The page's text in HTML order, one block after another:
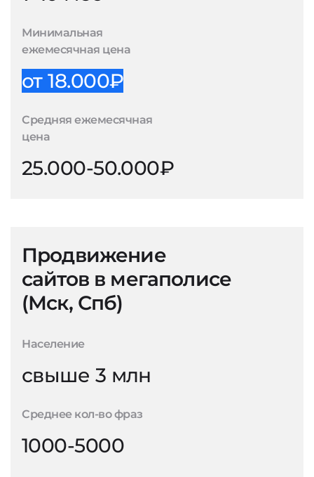
Минимальная
ежемесячная цена
от 18.000₽
Средняя ежемесячная
цена
25.000-50.000₽
Продвижение
сайтов в мегаполисе
(Мск, Спб)
Население
свыше 3 млн
Среднее кол-во фраз
1000-5000